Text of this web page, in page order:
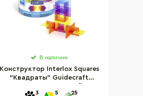
В наличии
Конструктор Interlox Squares
"Квадраты" Guidecraft
3 5 25